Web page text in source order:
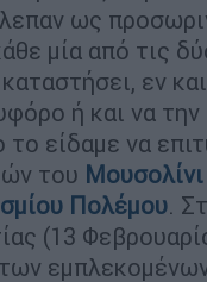
ως
μία από τις
εν
ή και να την
είδαμε να
του Μουσολίνι
Πολέμου.
(13